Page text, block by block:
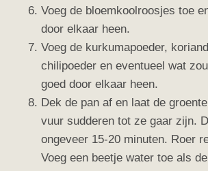
Voeg de bloemkoolroosjes toe
door elkaar heen.
Voeg de kurkumapoeder,
chilipoeder en eventueel wat
goed door elkaar heen.
Dek de pan af en laat de
vuur sudderen tot ze gaar zijn.
ongeveer 15-20 minuten. Roer
Voeg een beetje water toe als